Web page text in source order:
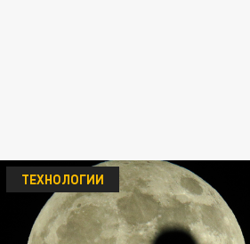
ТЕХНОЛОГИИ